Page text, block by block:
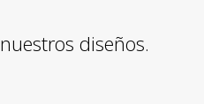
diseños.